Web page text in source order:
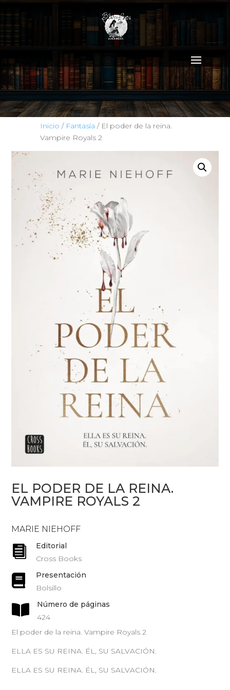
Inicio / Fantasía / El poder de la reina.
Vampire Royals 2
EL PODER DE LA REINA.
VAMPIRE ROYALS 2
MARIE NIEHOFF

Editorial
Cross Books

Presentación
Bolsillo

Número de páginas
424
El poder de la reina. Vampire Royals 2
ELLA ES SU REINA. ÉL, SU SALVACIÓN.
ELLA ES SU REINA. ÉL, SU SALVACIÓN.